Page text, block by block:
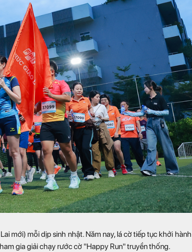
mới) mỗi dịp sinh nhật. Năm nay, lá cờ tiếp tục khởi
gia giải chạy rước cờ "Happy Run" truyền thống.